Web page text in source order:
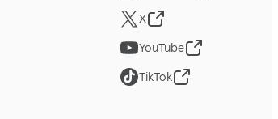
X
YouTube
TikTok